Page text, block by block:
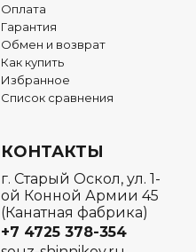
Оплата
Гарантия
Обмен и возврат
Как купить
Избранное
Список сравнения
КОНТАКТЫ
г. Старый Оскол, ул. 1-
ой Конной Армии 45
(Канатная фабрика)
+7 4725 378-354